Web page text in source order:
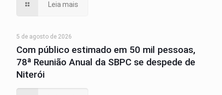
Leia mais
5 de agosto de 2026
Com público estimado em 50 mil pessoas,
78ª Reunião Anual da SBPC se despede de
Niterói